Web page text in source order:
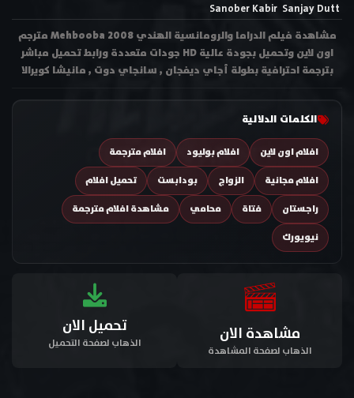
Sanjay Dutt
Sanober Kabir
مشاهدة فيلم الدراما والرومانسية الهندي Mehbooba 2008 مترجم
اون لاين وتحميل بجودة عالية HD جودات متعددة ورابط تحميل مباشر
بترجمة احترافية بطولة أجاي ديفجان , سانجاي دوت , مانيشا كويرالا
الكلمات الدلالية
افلام اون لاين افلام بوليود
افلام مترجمة
افلام مجانية
الزواج بودابست
تحميل افلام
راجستان
فتاة محامي
مشاهدة افلام مترجمة
نيويورك
مشاهدة الان
الذهاب لصفحة المشاهدة
تحميل الان
الذهاب لصفحة التحميل